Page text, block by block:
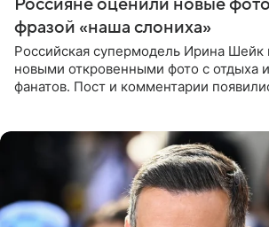
Россияне оценили новые
фразой «наша слониха»
Российская супермодель Ирина Шейк
новыми откровенными фото с отдыха
фанатов. Пост и комментарии